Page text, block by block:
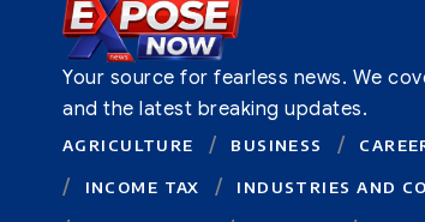
Your source for fearless news. We
and the latest breaking updates.
AGRICULTURE BUSINESS
INCOME TAX INDUSTRIES AND